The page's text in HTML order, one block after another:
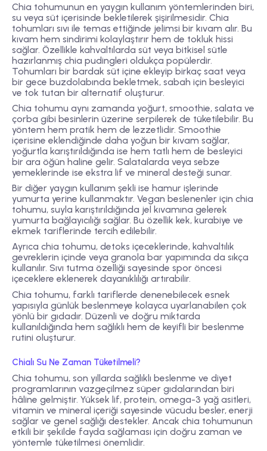
Chia tohumunun en yaygın kullanım yöntemlerinden biri,
su veya süt içerisinde bekletilerek şişirilmesidir. Chia
tohumları sıvı ile temas ettiğinde jelimsi bir kıvam alır. Bu
kıvam hem sindirimi kolaylaştırır hem de tokluk hissi
sağlar. Özellikle kahvaltılarda süt veya bitkisel sütle
hazırlanmış chia pudingleri oldukça popülerdir.
Tohumları bir bardak süt içine ekleyip birkaç saat veya
bir gece buzdolabında bekletmek, sabah için besleyici
ve tok tutan bir alternatif oluşturur.
Chia tohumu aynı zamanda yoğurt, smoothie, salata ve
çorba gibi besinlerin üzerine serpilerek de tüketilebilir. Bu
yöntem hem pratik hem de lezzetlidir. Smoothie
içerisine eklendiğinde daha yoğun bir kıvam sağlar,
yoğurtla karıştırıldığında ise hem tatlı hem de besleyici
bir ara öğün haline gelir. Salatalarda veya sebze
yemeklerinde ise ekstra lif ve mineral desteği sunar.
Bir diğer yaygın kullanım şekli ise hamur işlerinde
yumurta yerine kullanmaktır. Vegan beslenenler için chia
tohumu, suyla karıştırıldığında jel kıvamına gelerek
yumurta bağlayıcılığı sağlar. Bu özellik kek, kurabiye ve
ekmek tariflerinde tercih edilebilir.
Ayrıca chia tohumu, detoks içeceklerinde, kahvaltılık
gevreklerin içinde veya granola bar yapımında da sıkça
kullanılır. Sıvı tutma özelliği sayesinde spor öncesi
içeceklere eklenerek dayanıklılığı artırabilir.
Chia tohumu, farklı tariflerde denenebilecek esnek
yapısıyla günlük beslenmeye kolayca uyarlanabilen çok
yönlü bir gıdadır. Düzenli ve doğru miktarda
kullanıldığında hem sağlıklı hem de keyifli bir beslenme
rutini oluşturur.
Chialı Su Ne Zaman Tüketilmeli?
Chia tohumu, son yıllarda sağlıklı beslenme ve diyet
programlarının vazgeçilmez süper gıdalarından biri
hâline gelmiştir. Yüksek lif, protein, omega-3 yağ asitleri,
vitamin ve mineral içeriği sayesinde vücudu besler, enerji
sağlar ve genel sağlığı destekler. Ancak chia tohumunun
etkili bir şekilde fayda sağlaması için doğru zaman ve
yöntemle tüketilmesi önemlidir.